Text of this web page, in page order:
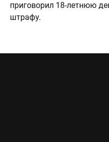
приговорил 18-летнюю
штрафу.